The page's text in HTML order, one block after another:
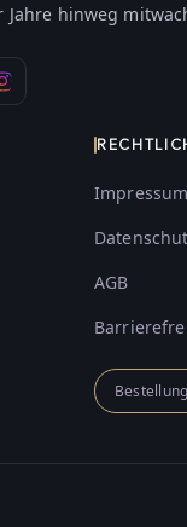
hinweg
Impressum
AGB